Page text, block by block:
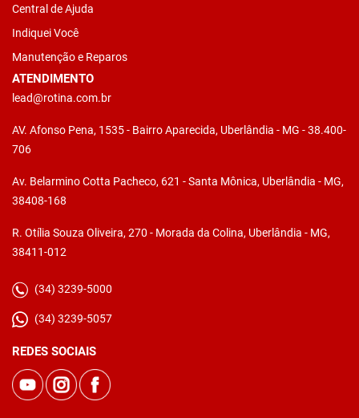
Central de Ajuda
Indiquei Você
Manutenção e Reparos
ATENDIMENTO
lead@rotina.com.br
AV. Afonso Pena, 1535 - Bairro Aparecida, Uberlândia - MG - 38.400-
706
Av. Belarmino Cotta Pacheco, 621 - Santa Mônica, Uberlândia - MG,
38408-168
R. Otília Souza Oliveira, 270 - Morada da Colina, Uberlândia - MG,
38411-012
(34) 3239-5000
(34) 3239-5057
REDES SOCIAIS